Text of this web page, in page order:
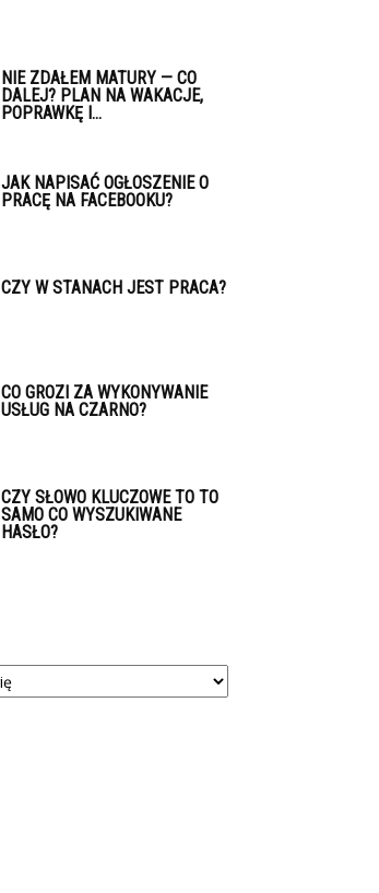
NIE ZDAŁEM MATURY — CO
DALEJ? PLAN NA WAKACJE,
POPRAWKĘ I...
JAK NAPISAĆ OGŁOSZENIE O
PRACĘ NA FACEBOOKU?
CZY W STANACH JEST PRACA?
CO GROZI ZA WYKONYWANIE
USŁUG NA CZARNO?
CZY SŁOWO KLUCZOWE TO TO
SAMO CO WYSZUKIWANE
HASŁO?